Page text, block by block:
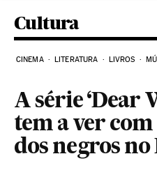
Cultura
CINEMA LITERATURA LIVROS
A série ‘Dear
tem a ver
dos negros no